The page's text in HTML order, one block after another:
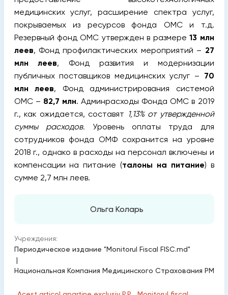
медицинских услуг, расширение спектра услуг,
покрываемых из ресурсов фонда ОМС и т.д.
Резервный фонд ОМС утвержден в размере13 млн
леев, Фонд профилактических мероприятий – 27
млн леев, Фонд развития и модернизации
публичных поставщиков медицинских услуг – 70
млн леев, Фонд администрирования системой
ОМС – 82,7 млн. Админрасходы Фонда ОМС в 2019
г., как ожидается, составят 1,13% от утвержденной
суммы расходов. Уровень оплаты труда для
сотрудников фонда ОМФ сохранится на уровне
2018 г., однако в расходы на персонал включены и
компенсации на питание (талоны на питание) в
сумме 2,7 млн леев.
Ольга Коларь
Учреждения:
Периодическое издание "Monitorul Fiscal FISC.md"
|
Национальная Компания Медицинского Страхования РМ